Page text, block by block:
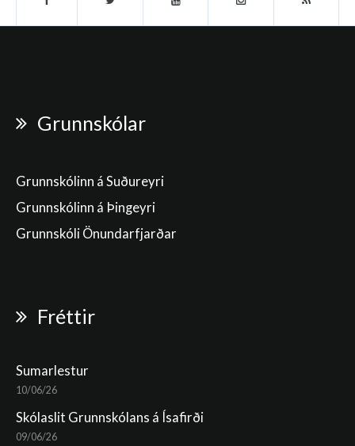
Grunnskólar
Grunnskólinn á Suðureyri
Grunnskólinn á Þingeyri
Grunnskóli Önundarfjarðar
Fréttir
Sumarlestur
10/06/26
Skólaslit Grunnskólans á Ísafirði
09/06/26